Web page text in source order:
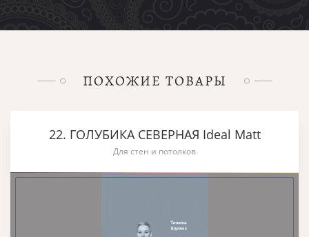
ПОХОЖИЕ ТОВАРЫ
22. ГОЛУБИКА СЕВЕРНАЯ Ideal Matt
Для стен и потолков